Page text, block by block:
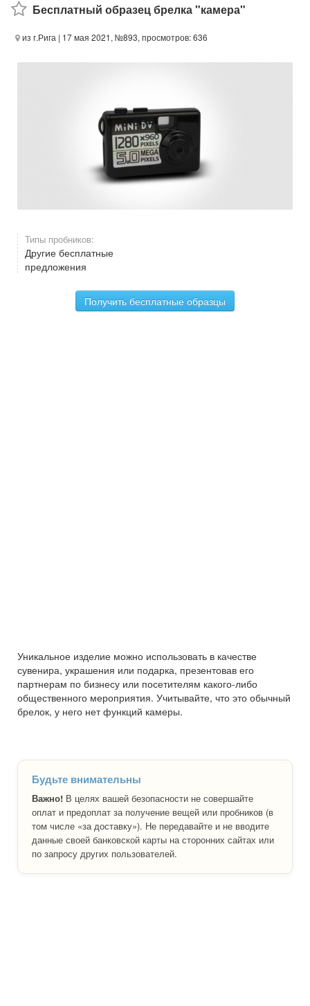
Бесплатный образец брелка "камера"
из г.Рига | 17 мая 2021, №893, просмотров: 636
Типы пробников:
Другие бесплатные
предложения
Получить бесплатные образцы
Уникальное изделие можно использовать в качестве
сувенира, украшения или подарка, презентовав его
партнерам по бизнесу или посетителям какого-либо
общественного мероприятия. Учитывайте, что это обычный
брелок, у него нет функций камеры.
Будьте внимательны
Важно! В целях вашей безопасности не совершайте
оплат и предоплат за получение вещей или пробников (в
том числе «за доставку»). Не передавайте и не вводите
данные своей банковской карты на сторонних сайтах или
по запросу других пользователей.